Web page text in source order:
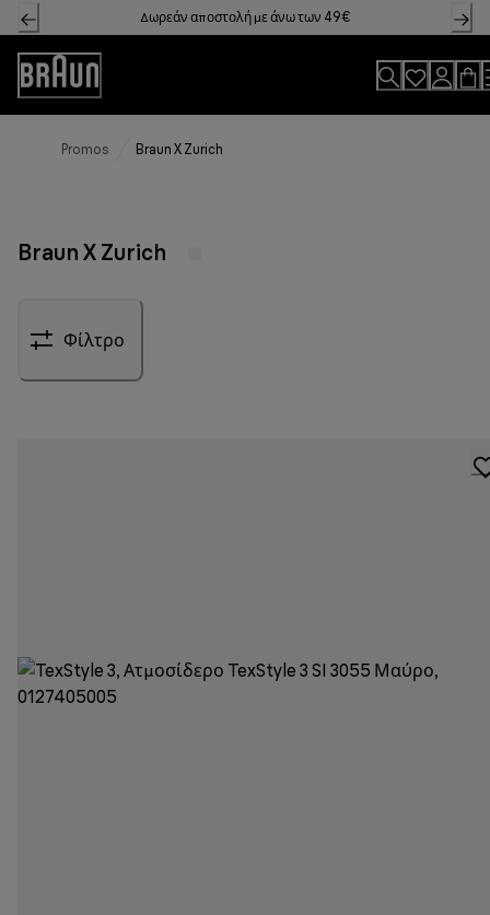
Skip
to
Content
Δωρεάν αποστολή με άνω των 49€
Accessibility
Statement
Promos Braun X Zurich
Braun X Zurich
Φίλτρο